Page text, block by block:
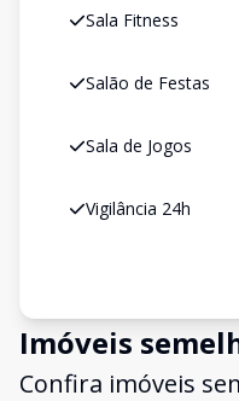
Sala Fitness
Salão de Festas
Sala de Jogos
Vigilância 24h
Imóveis
Confira imóveis